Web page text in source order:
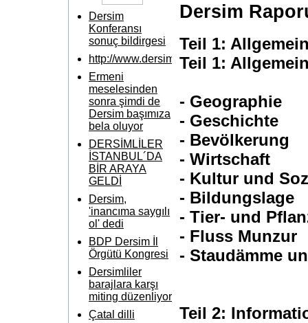
Dersim
Konferansı
sonuç bildirgesi
http://www.dersimkatliami.com/
Ermeni
meselesinden
sonra şimdi de
Dersim başımıza
bela oluyor
DERSİMLİLER
İSTANBUL´DA
BİR ARAYA
GELDİ
Dersim,
'inancıma saygılı
ol' dedi
BDP Dersim İl
Örgütü Kongresi
Dersimliler
barajlara karşı
miting düzenliyor
Çatal dilli
Dersim
Teil 1:
Teil 1:
- Geographie
- Geschichte
- Bevölkerung
- Wirtschaft
- Kultur und
- Bildungslage
- Tier- und
- Fluss Munzur
- Staudämme
Teil 2: